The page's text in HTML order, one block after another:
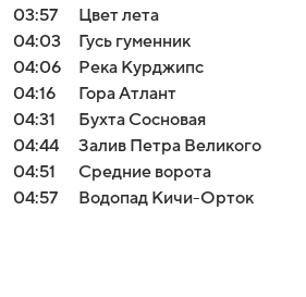
03:57
Цвет лета
04:03
Гусь гуменник
04:06
Река Курджипс
04:16
Гора Атлант
04:31
Бухта Сосновая
04:44
Залив Петра Великого
04:51
Средние ворота
04:57
Водопад Кичи-Орток